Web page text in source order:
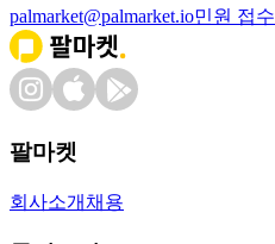
palmarket@palmarket.io민원 접수
팔마켓
회사소개 채용